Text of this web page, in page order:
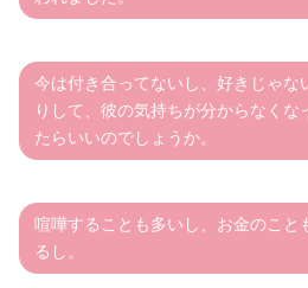
今は付き合ってないし、好きじゃな
りして、彼の気持ちが分からなくな
たらいいのでしょうか。
喧嘩することも多いし、お金のこと
るし。